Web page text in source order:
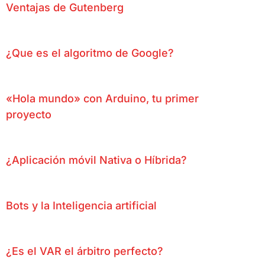
Ventajas de Gutenberg
¿Que es el algoritmo de Google?
«Hola mundo» con Arduino, tu primer
proyecto
¿Aplicación móvil Nativa o Híbrida?
Bots y la Inteligencia artificial
¿Es el VAR el árbitro perfecto?